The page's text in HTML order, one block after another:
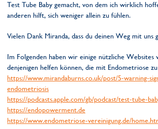
Test Tube Baby gemacht, von dem ich wirklich
anderen hilft, sich weniger allein zu fühlen.
Vielen Dank Miranda, dass du deinen Weg mit uns
Im Folgenden haben wir einige nützliche Websites
denjenigen helfen können, die mit Endometriose
https://www.mirandaburns.co.uk/post/5-warning-
endometriosis
https://podcasts.apple.com/gb/podcast/test-tube-
https://endopowerment.de
https://www.endometriose-vereinigung.de/